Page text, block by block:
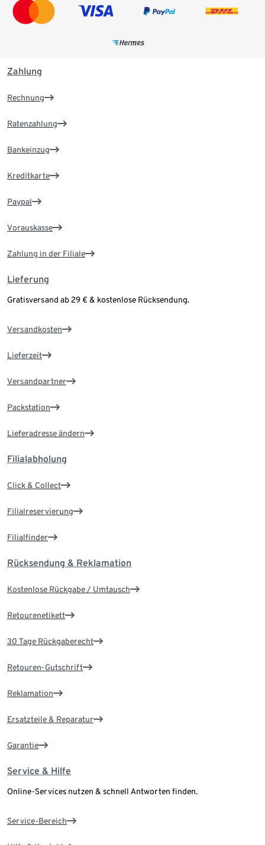
Zahlung
Rechnung
Ratenzahlung
Bankeinzug
Kreditkarte
Paypal
Vorauskasse
Zahlung in der Filiale
Lieferung
Gratisversand ab 29 € & kostenlose Rücksendung.
Versandkosten
Lieferzeit
Versandpartner
Packstation
Lieferadresse ändern
Filialabholung
Click & Collect
Filialreservierung
Filialfinder
Rücksendung & Reklamation
Kostenlose Rückgabe / Umtausch
Retourenetikett
30 Tage Rückgaberecht
Retouren-Gutschrift
Reklamation
Ersatzteile & Reparatur
Garantie
Service & Hilfe
Online-Services nutzen & schnell Antworten finden.
Service-Bereich